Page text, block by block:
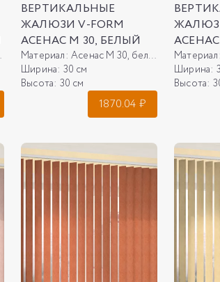
ВЕРТИКАЛЬНЫЕ
ЖАЛЮЗИ V-FORM
АСЕНАС М 30, БЕЛЫЙ
Материал: Асенас М 30, белый
Ширина: 30 см
Высота: 30 см
1870.04 ₽
Материал:
Ширина:
Высота: